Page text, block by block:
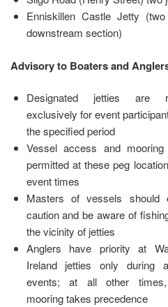
Enniskillen Castle Jetty
downstream section)
Advisory to Boaters and
Designated jetties are
exclusively for event
the specified period
Vessel access and
permitted at these peg
event times
Masters of vessels should
caution and be aware of
the vicinity of jetties
Anglers have priority at
Ireland jetties only during
events; at all other
mooring takes precedence